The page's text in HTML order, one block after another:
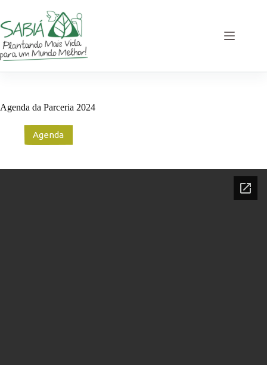
o
conteúdo
Agenda da Parceria 2024
Agenda